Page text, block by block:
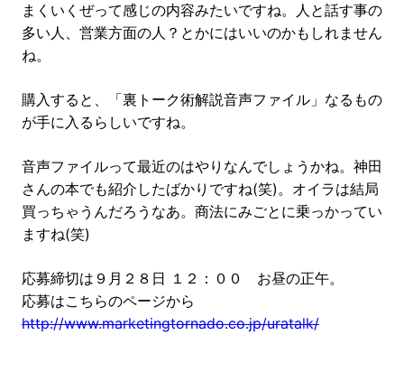
まくいくぜって感じの内容みたいですね。人と話す事の
多い人、営業方面の人？とかにはいいのかもしれません
ね。
購入すると、「裏トーク術解説音声ファイル」なるもの
が手に入るらしいですね。
音声ファイルって最近のはやりなんでしょうかね。神田
さんの本でも紹介したばかりですね(笑)。オイラは結局
買っちゃうんだろうなあ。商法にみごとに乗っかってい
ますね(笑)
応募締切は９月２８日 １２：００ お昼の正午。
応募はこちらのページから
http://www.marketingtornado.co.jp/uratalk/